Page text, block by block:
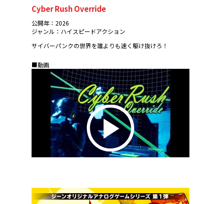
Cyber Rush Override
公開年：2026
ジャンル：ハイスピードアクション
サイバーパンクの世界を誰よりも速く駆け抜けろ！
■動画